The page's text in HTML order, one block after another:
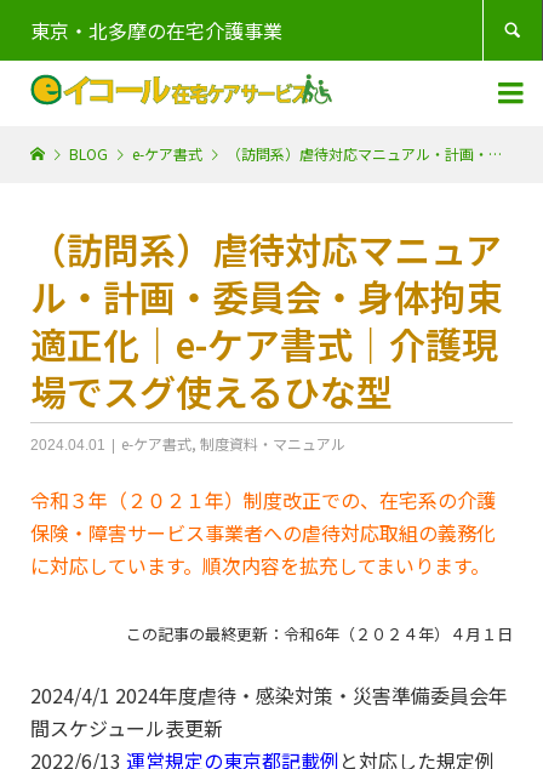
東京・北多摩の在宅介護事業 

BLOG e-ケア書式 （訪問系）虐待対応マニュアル・計画・委員会・身体拘束適正化｜e-ケア書式｜介護現場でスグ使えるひな型
（訪問系）虐待対応マニュア
ル・計画・委員会・身体拘束
適正化｜e-ケア書式｜介護現
場でスグ使えるひな型
2024.04.01 e-ケア書式, 制度資料・マニュアル
令和３年（２０２１年）制度改正での、在宅系の介護
保険・障害サービス事業者への虐待対応取組の義務化
に対応しています。順次内容を拡充してまいります。
この記事の最終更新：令和6年（２０２４年）４月１日
2024/4/1 2024年度虐待・感染対策・災害準備委員会年
間スケジュール表更新
2022/6/13 運営規定の東京都記載例と対応した規定例